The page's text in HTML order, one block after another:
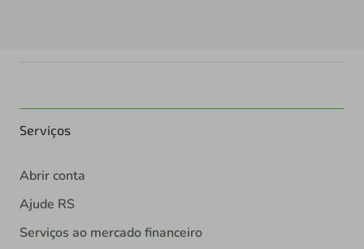
Serviços
Abrir conta
Ajude RS
Serviços ao mercado financeiro